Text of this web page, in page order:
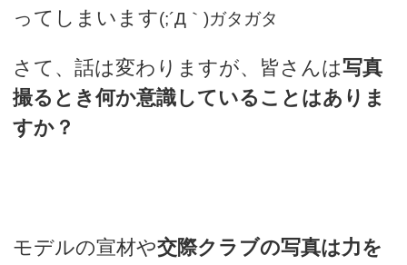
ってしまいます(;´Д｀)ガタガタ
さて、話は変わりますが、皆さんは写真
撮るとき何か意識していることはありま
すか？
モデルの宣材や交際クラブの写真は力を